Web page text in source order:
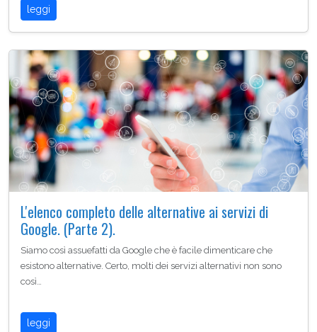
leggi
L'elenco completo delle alternative ai servizi di
Google. (Parte 2).
Siamo così assuefatti da Google che è facile dimenticare che
esistono alternative. Certo, molti dei servizi alternativi non sono
così…
leggi